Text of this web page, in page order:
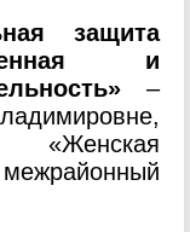
защита
и
–
межрайонный